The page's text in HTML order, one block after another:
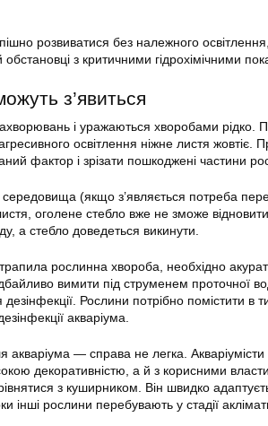
розвиватися без належного
обстановці з критичними гідрохімічними
з’явиться
і уражаються хворобами рідко.
освітлення ніжне листя жовтіє.
фактор і зрізати пошкоджені частини
середовища (якщо з’являється потреба
оголене стебло вже не зможе
а стебло доведеться викинути.
рослинна хвороба, необхідно
вимити під струменем проточної
Рослини потрібно помістити
акваріума.
акваріума — справа не легка.
декоративністю, а й з корисними
з куширником. Він швидко
інші рослини перебувають у стадії